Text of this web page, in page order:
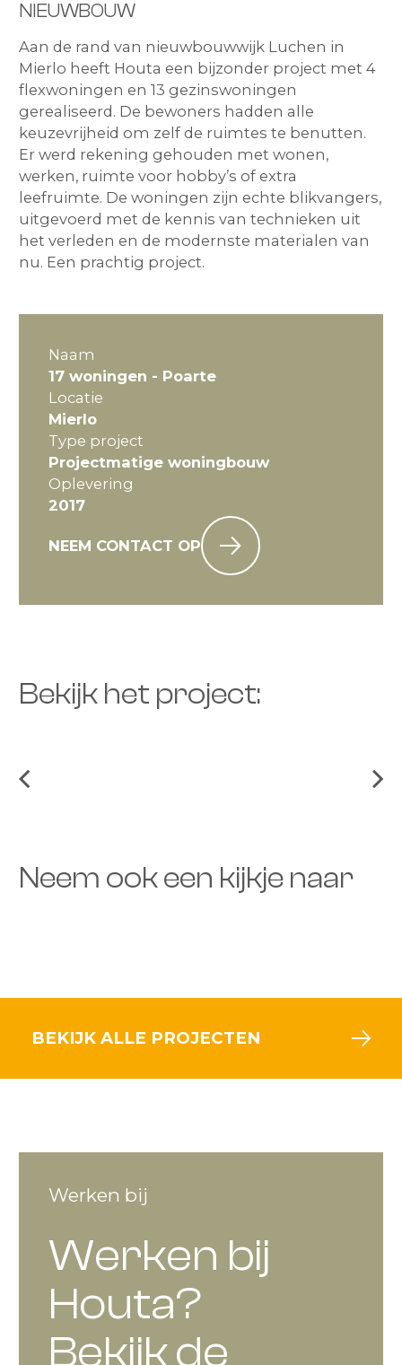
NIEUWBOUW
Aan de rand van nieuwbouwwijk Luchen in
Mierlo heeft Houta een bijzonder project met 4
flexwoningen en 13 gezinswoningen
gerealiseerd. De bewoners hadden alle
keuzevrijheid om zelf de ruimtes te benutten.
Er werd rekening gehouden met wonen,
werken, ruimte voor hobby’s of extra
leefruimte. De woningen zijn echte blikvangers,
uitgevoerd met de kennis van technieken uit
het verleden en de modernste materialen van
nu. Een prachtig project.
Naam
17 woningen - Poarte
Locatie
Mierlo
Type project
Projectmatige woningbouw
Oplevering
2017
NEEM CONTACT OP
Bekijk het project:
Neem ook een kijkje naar
BEKIJK ALLE PROJECTEN
Werken bij
Werken bij
Houta?
Bekijk de